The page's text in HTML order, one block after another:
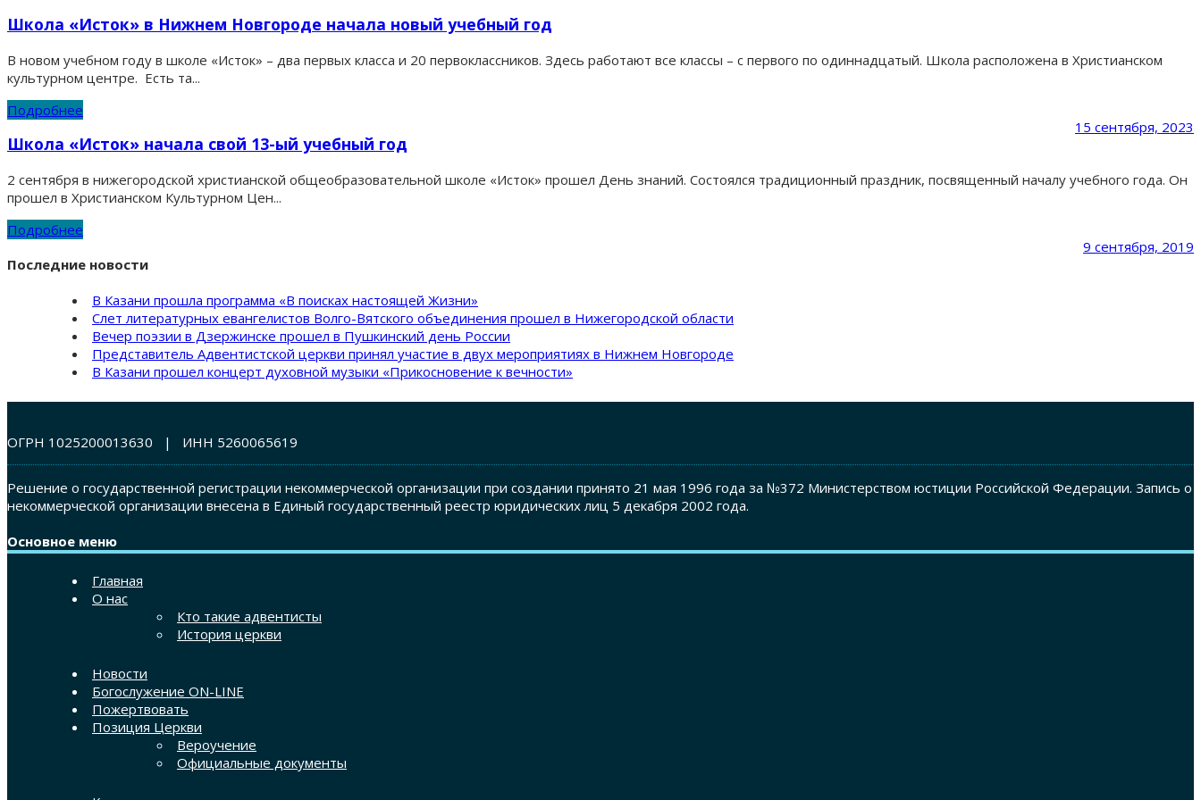
Школа «Исток» в Нижнем Новгороде начала новый учебный год
В новом учебном году в школе «Исток» – два первых класса и 20 первоклассников. Здесь работают все классы – с первого по одиннадцатый. Школа расположена в Христианском
культурном центре. Есть та...
Подробнее
15 сентября, 2023
Школа «Исток» начала свой 13-ый учебный год
2 сентября в нижегородской христианской общеобразовательной школе «Исток» прошел День знаний. Состоялся традиционный праздник, посвященный началу учебного года. Он
прошел в Христианском Культурном Цен...
Подробнее
9 сентября, 2019
Последние новости
В Казани прошла программа «В поисках настоящей Жизни»
Слет литературных евангелистов Волго-Вятского объединения прошел в Нижегородской области
Вечер поэзии в Дзержинске прошел в Пушкинский день России
Представитель Адвентистской церкви принял участие в двух мероприятиях в Нижнем Новгороде
В Казани прошел концерт духовной музыки «Прикосновение к вечности»
ОГРН 1025200013630 | ИНН 5260065619
Решение о государственной регистрации некоммерческой организации при создании принято 21 мая 1996 года за №372 Министерством юстиции Российской Федерации. Запись о
некоммерческой организации внесена в Единый государственный реестр юридических лиц 5 декабря 2002 года.
Основное меню
Главная
О нас
Кто такие адвентисты
История церкви
Новости
Богослужение ON-LINE
Пожертвовать
Позиция Церкви
Вероучение
Официальные документы